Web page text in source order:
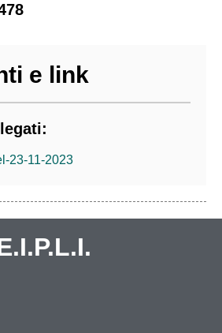
e link
23-11-2023